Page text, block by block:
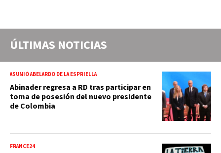
ÚLTIMAS NOTICIAS
ASUMIÓ ABELARDO DE LA ESPRIELLA
Abinader regresa a RD tras participar en
toma de posesión del nuevo presidente
de Colombia
FRANCE24